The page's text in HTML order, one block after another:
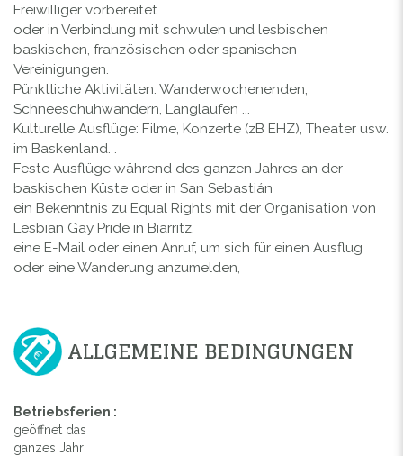
Freiwilliger vorbereitet.
oder in Verbindung mit schwulen und lesbischen
baskischen, französischen oder spanischen
Vereinigungen.
Pünktliche Aktivitäten: Wanderwochenenden,
Schneeschuhwandern, Langlaufen ...
Kulturelle Ausflüge: Filme, Konzerte (zB EHZ), Theater usw.
im Baskenland. .
Feste Ausflüge während des ganzen Jahres an der
baskischen Küste oder in San Sebastián
ein Bekenntnis zu Equal Rights mit der Organisation von
Lesbian Gay Pride in Biarritz.
eine E-Mail oder einen Anruf, um sich für einen Ausflug
oder eine Wanderung anzumelden,
ALLGEMEINE BEDINGUNGEN
Betriebsferien :
geöffnet das
ganzes Jahr